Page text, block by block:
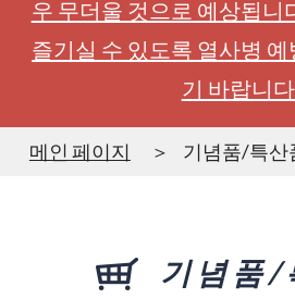
우 무더울 것으로 예상됩니
즐기실 수 있도록 열사병
기 바랍니
메인 페이지 기념품/특산
기념품/